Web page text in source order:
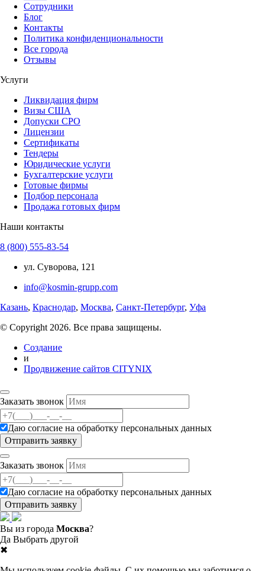
Сотрудники
Блог
Контакты
Политика конфиденциональности
Все города
Отзывы
Услуги
Ликвидация фирм
Визы США
Допуски СРО
Лицензии
Сертификаты
Тендеры
Юридические услуги
Бухгалтерские услуги
Готовые фирмы
Подбор персонала
Продажа готовых фирм
Наши контакты
8 (800) 555-83-54
ул. Суворова, 121
info@kosmin-grupp.com
Казань, Краснодар, Москва, Санкт-Петербург, Уфа
© Copyright 2026. Все права защищены.
Создание
и
Продвижение сайтов CITYNIX
Заказать звонок
Даю согласие на обработку персональных данных
Заказать звонок
Даю согласие на обработку персональных данных
Вы из города Москва?
Да Выбрать другой
✖